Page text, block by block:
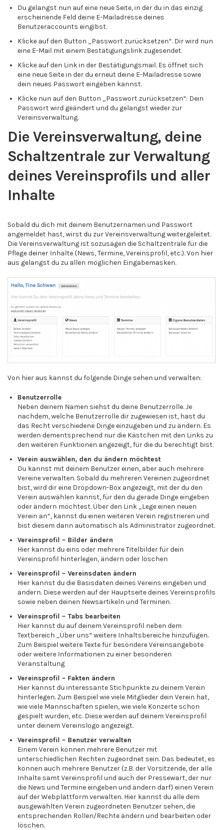
Du gelangst nun auf eine neue Seite, in der du in das einzig
erscheinende Feld deine E-Mailadresse deines
Benutzeraccounts eingibst.
Klicke auf den Button „Passwort zurücksetzen“. Dir wird nun
eine E-Mail mit einem Bestätigungslink zugesendet.
Klicke auf den Link in der Bestätigungsmail. Es öffnet sich
eine neue Seite in der du erneut deine E-Mailadresse sowie
dein neues Passwort eingeben kannst.
Klicke nun auf den Button „Passwort zurücksetzen“: Dein
Passwort wird geändert und du gelangst wieder zur
Vereinsverwaltung.
Die Vereinsverwaltung, deine
Schaltzentrale zur Verwaltung
deines Vereinsprofils und aller
Inhalte
Sobald du dich mit deinem Benutzernamen und Passwort
angemeldet hast, wirst du zur Vereinsverwaltung weitergeleitet.
Die Vereinsverwaltung ist sozusagen die Schaltzentrale für die
Pflege deiner Inhalte (News, Termine, Vereinsprofil, etc.). Von hier
aus gelangst du zu allen möglichen Eingabemasken.
Von hier aus kannst du folgende Dinge sehen und verwalten:
Benutzerrolle
Neben deinem Namen siehst du deine Benutzerrolle. Je
nachdem, welche Benutzerrolle dir zugewiesen ist, hast du
das Recht verschiedene Dinge einzugeben und zu ändern. Es
werden dementsprechend nur die Kästchen mit den Links zu
den weiteren Funktionen angezeigt, für die du berechtigt bist.
Verein auswählen, den du ändern möchtest
Du kannst mit deinem Benutzer einen, aber auch mehrere
Vereine verwalten. Sobald du mehreren Vereinen zugeordnet
bist, wird dir eine Dropdown-Box angezeigt, mit der du den
Verein auswählen kannst, für den du gerade Dinge eingeben
oder ändern möchtest. Über den Link „Lege einen neuen
Verein an“, kannst du einen weiteren Verein registrieren und
bist diesem dann automatisch als Administrator zugeordnet.
Vereinsprofil – Bilder ändern
Hier kannst du eins oder mehrere Titelbilder für dein
Vereinsprofil hinterlegen, ändern oder löschen
Vereinsprofil – Vereinsdaten ändern
Hier kannst du die Basisdaten deines Vereins eingeben und
ändern. Diese werden auf der Hauptseite deines Vereinsprofils
sowie neben deinen Newsartikeln und Terminen.
Vereinsprofil – Tabs bearbeiten
Hier kannst du auf deinem Vereinsprofil neben dem
Textbereich „Über uns“ weitere Inhaltsbereiche hinzufügen.
Zum Beispiel weitere Texte für besondere Vereinsangebote
oder weitere Informationen zu einer besonderen
Veranstaltung
Vereinsprofil – Fakten ändern
Hier kannst du interessante Stichpunkte zu deinem Verein
hinterlegen. Zum Beispiel wie viele Mitglieder dein Verein hat,
wie viele Mannschaften spielen, wie viele Konzerte schon
gespielt wurden, etc. Diese werden auf deinem Vereinsprofil
unter deinem Vereinslogo angezeigt.
Vereinsprofil – Benutzer verwalten
Einem Verein können mehrere Benutzer mit
unterschiedlichen Rechten zugeordnet sein. Das bedeutet, es
können auch mehrere Benutzer (z.B. der Vorsitzende, der alle
Inhalte samt Vereinsprofil und auch der Pressewart, der nur
die News und Termine eingeben und ändern darf) einen Verein
auf der Webplattform verwalten. Hier kannst du alle dem
ausgewählten Verein zugeordneten Benutzer sehen, die
entsprechenden Rollen/Rechte ändern und bearbeiten oder
löschen.